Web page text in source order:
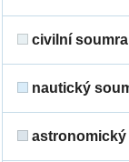
civilní
nautický